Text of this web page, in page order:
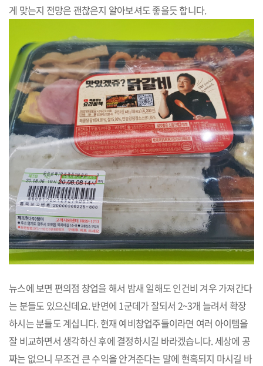
게 맞는지 전망은 괜찮은지 알아보셔도 좋을듯 합니다.
뉴스에 보면 편의점 창업을 해서 밤새 일해도 인건비 겨우 가져간다
는 분들도 있으신데요. 반면에 1군데가 잘되서 2~3개 늘려서 확장
하시는 분들도 계십니다. 현재 예비창업주들이라면 여러 아이템을
잘 비교하면서 생각하신 후에 결정하시길 바라겠습니다. 세상에 공
짜는 없으니 무조건 큰 수익을 안겨준다는 말에 현혹되지 마시길 바